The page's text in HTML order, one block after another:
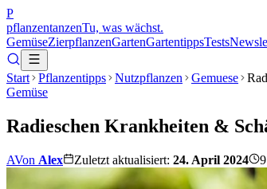
P
pflanzentanzenTu, was wächst.
GemüseZierpflanzenGartenGartentippsTests
Start Pflanzentipps Nutzpflanzen Gemuese
Gemüse
Radieschen Krankheiten &
AVon Alex Zuletzt aktualisiert: 24. April 2024 9